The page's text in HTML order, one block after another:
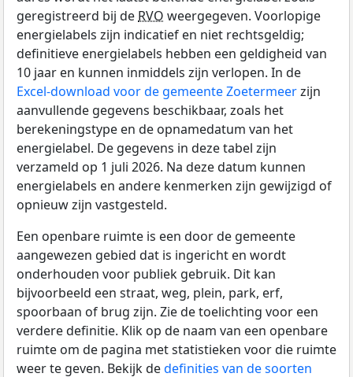
geregistreerd bij de RVO weergegeven. Voorlopige
energielabels zijn indicatief en niet rechtsgeldig;
definitieve energielabels hebben een geldigheid van
10 jaar en kunnen inmiddels zijn verlopen. In de
Excel-download voor de gemeente Zoetermeerzijn
aanvullende gegevens beschikbaar, zoals het
berekeningstype en de opnamedatum van het
energielabel. De gegevens in deze tabel zijn
verzameld op 1 juli 2026. Na deze datum kunnen
energielabels en andere kenmerken zijn gewijzigd of
opnieuw zijn vastgesteld.
Een openbare ruimte is een door de gemeente
aangewezen gebied dat is ingericht en wordt
onderhouden voor publiek gebruik. Dit kan
bijvoorbeeld een straat, weg, plein, park, erf,
spoorbaan of brug zijn. Zie de toelichting voor een
verdere definitie. Klik op de naam van een openbare
ruimte om de pagina met statistieken voor die ruimte
weer te geven. Bekijk dedefinities van de soorten